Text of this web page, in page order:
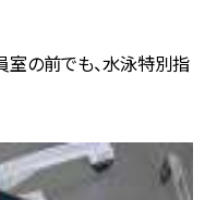
室の前でも、水泳特別指